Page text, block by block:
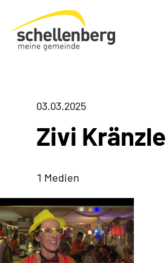
Gemeinde Schellenberg Startseite
03.03.2025
Zivi Kränzle
1 Medien